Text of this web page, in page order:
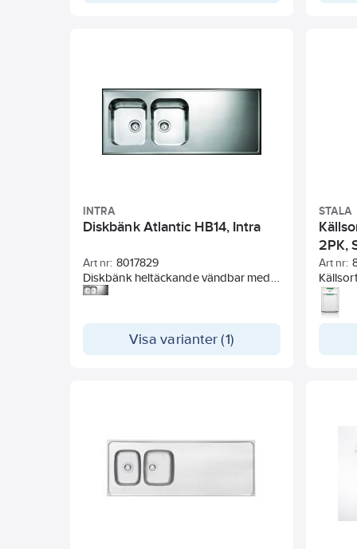
Spola
med
INTRA
Diskbänk Atlantic HB14, Intra
Art nr: 8017829
Diskbänk heltäckande vändbar med
två stora lådor och avrinningsplan.
Visa varianter (1)
STALA
2PK,
Art nr: